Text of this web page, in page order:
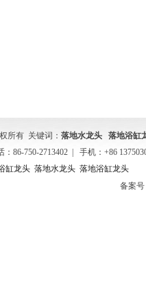
所有 关键词： 落地水龙头
落地浴缸
86-750-2713402 | 手机：+86
缸龙头 落地水龙头 落地浴缸龙头
备案号